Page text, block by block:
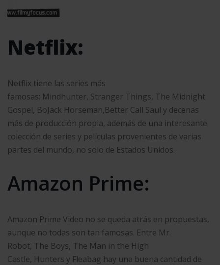
Netflix:
Netflix tiene las series más
famosas: Mindhunter, Stranger Things, The Midnight
Gospel, BoJack Horseman,Better Call Saul y decenas
más de producción propia, además de una interesante
colección de series y películas provenientes de varias
partes del mundo, no solo de Estados Unidos.
Amazon Prime:
Amazon Prime Video no se queda atrás en propuestas,
aunque no todas son tan famosas. Entre Mr.
Robot, The Boys, The Man in the High
Castle, Hunters y Fleabag hay una buena cantidad de